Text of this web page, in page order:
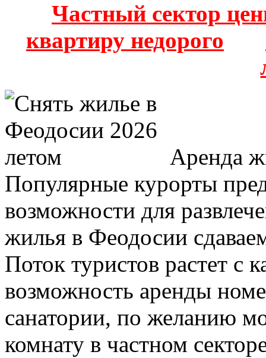
Частный сектор
квартиру недорого
Аренда
Популярные курорты
возможности для
жилья в Феодосии
Поток туристов растет с
возможность аренды
санатории, по желанию
комнату в частном